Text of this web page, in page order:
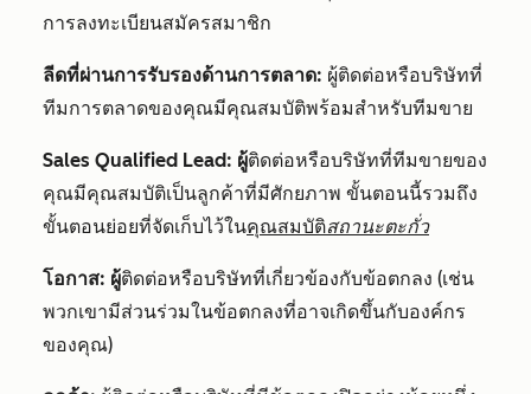
การลงทะเบียนสมัครสมาชิก
ลีดที่ผ่านการรับรองด้านการตลาด: ผู้ติดต่อหรือบริษัทที่
ทีมการตลาดของคุณมีคุณสมบัติพร้อมสำหรับทีมขาย
Sales Qualified Lead: ผู้ติดต่อหรือบริษัทที่ทีมขายของ
คุณมีคุณสมบัติเป็นลูกค้าที่มีศักยภาพ ขั้นตอนนี้รวมถึง
ขั้นตอนย่อยที่จัดเก็บไว้ในคุณสมบัติสถานะตะกั่ว
โอกาส: ผู้ติดต่อหรือบริษัทที่เกี่ยวข้องกับข้อตกลง (เช่น
พวกเขามีส่วนร่วมในข้อตกลงที่อาจเกิดขึ้นกับองค์กร
ของคุณ)